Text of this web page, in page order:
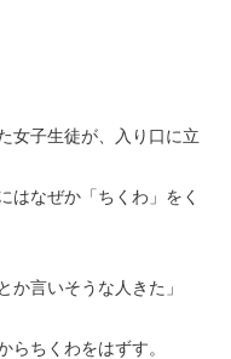
女子生徒が、入り口に立
なぜか「ちくわ」をく
か言いそうな人きた」
ちくわをはずす。